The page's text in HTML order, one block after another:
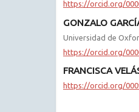
https://orcid.org/
GONZALO
Universidad de
https://orcid.org/
FRANCISCA
https://orcid.org/